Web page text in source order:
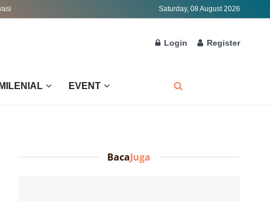
Saturday, 08 August 2026
Login Register
MILENIAL EVENT
BacaJuga